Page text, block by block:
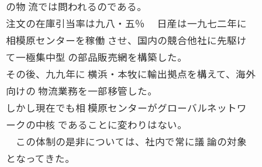
の物 流では問われるのである。
注文の在庫引当率は九八・五％ 日産は一九七二年に
相模原センターを稼働 させ、国内の競合他社に先駆け
て一極集中型 の部品販売網を構築した。
その後、九九年に 横浜・本牧に輸出拠点を構えて、海外
向けの 物流業務を一部移管した。
しかし現在でも相 模原センターがグローバルネットワ
ークの中核 であることに変わりはない。
この体制の是非については、社内で常に議 論の対象
となってきた。